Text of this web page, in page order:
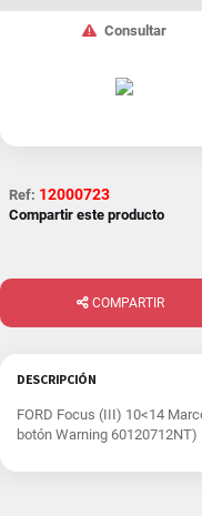
Consultar
Ref: 12000723
Compartir este producto
COMPARTIR
DESCRIPCIÓN
FORD Focus (III) 10<14
botón Warning 60120712NT)